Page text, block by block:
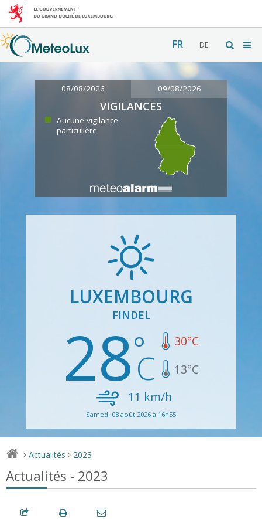
FR DE
08/08/2026 09/08/2026
VIGILANCES
Aucune vigilance
particulière
LUXEMBOURG
FINDEL
28 30°C
13°C
11 km/h
Samedi 08 août 2026 à 16h55
> Actualités > 2023
Actualités - 2023